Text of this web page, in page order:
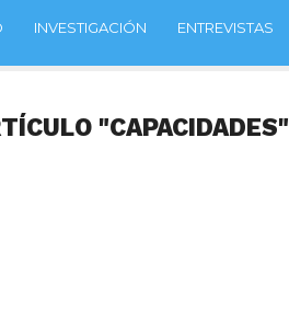
INVESTIGACIÓN ENTREVISTAS
"CAPACIDADES"